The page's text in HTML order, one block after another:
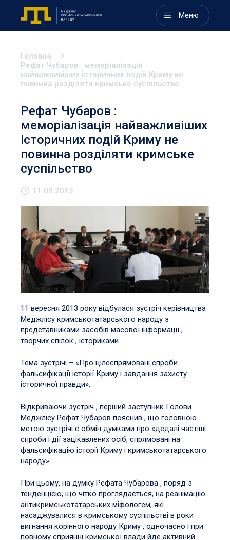
Меню
Головна
Рефат Чубаров : меморіалізація
найважливіших історичних подій Криму не
повинна розділяти кримське суспільство
Рефат Чубаров :
меморіалізація найважливіших
історичних подій Криму не
повинна розділяти кримське
суспільство
11.09.2013
11 вересня 2013 року відбулася зустріч керівництва
Меджлісу кримськотатарського народу з
представниками засобів масової інформації ,
творчих спілок , істориками.
Тема зустрічі – «Про цілеспрямовані спроби
фальсифікації історії Криму і завдання захисту
історичної правди».
Відкриваючи зустріч , перший заступник Голови
Меджлісу Рефат Чубаров пояснив , що головною
метою зустрічі є обмін думками про «дедалі частіші
спроби і дії зацікавлених осіб, спрямовані на
фальсифікацію історії Криму і кримськотатарського
народу».
При цьому, на думку Рефата Чубарова , поряд з
тенденцією, що чітко проглядається, на реанімацію
антикримськотатарських міфологем, які
насаджувалися в кримському суспільстві в роки
вигнання корінного народу Криму , одночасно і при
повному сприянні кримської влади йде активний